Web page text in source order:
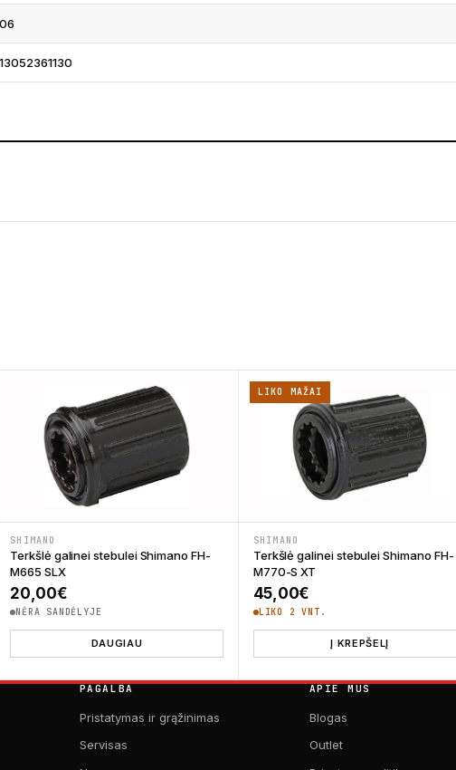
SHIMANO
Terkšlė galinei stebulei Shimano FH-
M665 SLX
20,00€
NĖRA SANDĖLYJE
DAUGIAU
LIKO MAŽAI
SHIMANO
Terkšlė galinei stebulei Shimano FH-
M770-S XT
45,00€
LIKO 2 VNT.
Į KREPŠELĮ
PAGALBA
Pristatymas ir grąžinimas
Servisas
APIE MUS
Blogas
Outlet